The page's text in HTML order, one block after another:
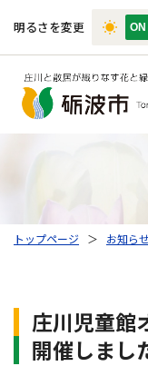
明るさを変更
トップページ ＞ お知ら
庄川児童館
開催しまし